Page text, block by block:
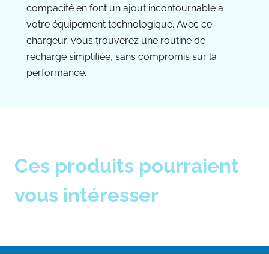
compacité en font un ajout incontournable à
votre équipement technologique. Avec ce
chargeur, vous trouverez une routine de
recharge simplifiée, sans compromis sur la
performance.
Ces produits pourraient
vous intéresser